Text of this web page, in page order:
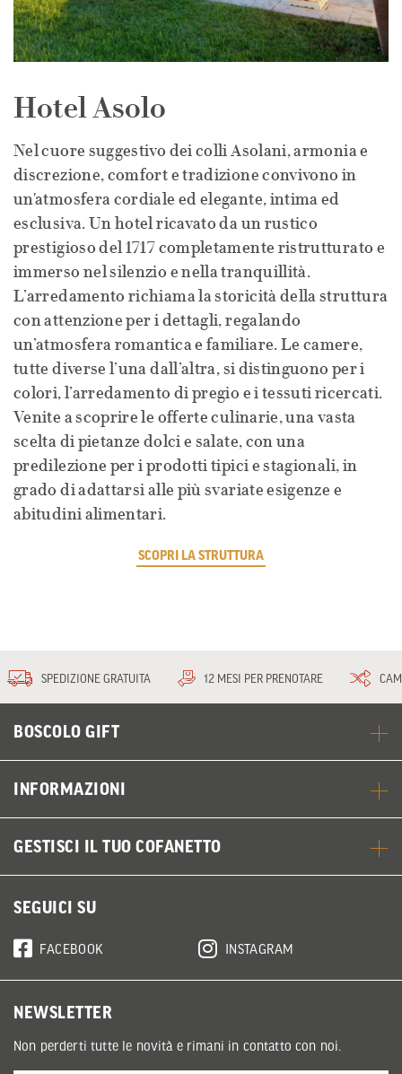
Hotel Asolo
Nel cuore suggestivo dei colli Asolani, armonia e
discrezione, comfort e tradizione convivono in
un'atmosfera cordiale ed elegante, intima ed
esclusiva. Un hotel ricavato da un rustico
prestigioso del 1717 completamente ristrutturato e
immerso nel silenzio e nella tranquillità.
L’arredamento richiama la storicità della struttura
con attenzione per i dettagli, regalando
un’atmosfera romantica e familiare. Le camere,
tutte diverse l’una dall’altra, si distinguono per i
colori, l’arredamento di pregio e i tessuti ricercati.
Venite a scoprire le offerte culinarie, una vasta
scelta di pietanze dolci e salate, con una
predilezione per i prodotti tipici e stagionali, in
grado di adattarsi alle più svariate esigenze e
abitudini alimentari.
SCOPRI LA STRUTTURA
SPEDIZIONE GRATUITA 12 MESI PER PRENOTARE
BOSCOLO GIFT
INFORMAZIONI
GESTISCI IL TUO COFANETTO
SEGUICI SU
FACEBOOK INSTAGRAM
NEWSLETTER
Non perderti tutte le novità e rimani in contatto con noi.